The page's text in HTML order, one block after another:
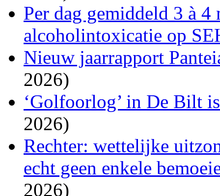
Per dag gemiddeld 3 à
alcoholintoxicatie op
Nieuw jaarrapport
2026)
‘Golfoorlog’ in De Bilt
2026)
Rechter: wettelijke
echt geen enkele
2026)